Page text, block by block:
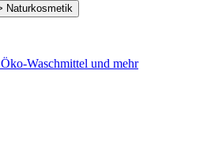
Öko-Waschmittel und mehr